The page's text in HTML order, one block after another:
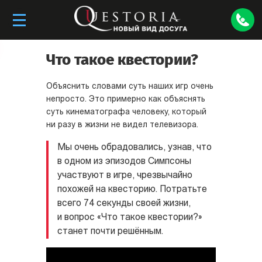
Что такое квестории?
Объяснить словами суть наших игр очень
непросто. Это примерно как объяснять
суть кинематографа человеку, который
ни разу в жизни не видел телевизора.
Мы очень обрадовались, узнав, что
в одном из эпизодов Симпсоны
участвуют в игре, чрезвычайно
похожей на квесторию. Потратьте
всего 74 секунды своей жизни,
и вопрос «Что такое квестории?»
станет почти решённым.